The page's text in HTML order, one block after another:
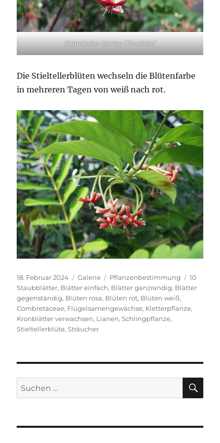
Botanischer Garten Düsseldorf
Die Stieltellerblüten wechseln die Blütenfarbe
in mehreren Tagen von weiß nach rot.
Veröffentlicht
am
18. Februar 2024 Format
Galerie Kategorien
Pflanzenbestimmung
10
Staubblätter, Blätter einfach, Blätter ganzrandig, Blätter
gegenständig, Blüten rosa, Blüten rot, Blüten weiß,
Combretaceae, Flügelsamengewächse, Kletterpflanze,
Kronblätter verwachsen, Lianen,Schlingpflanze,
Stieltellerblüte,Sträucher
Suche
nach: